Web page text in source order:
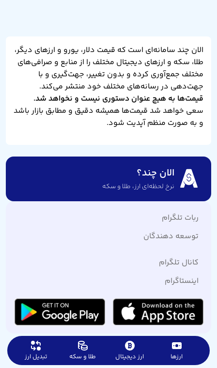
ارزها ارز دیجیتال طلا و سکه تبدیل ارز
الان چند سامانه‌ای است که قیمت دلار، یورو و ارزهای دیگر،
طلا، سکه و ارزهای دیجیتال مختلف را از منابع و صرافی‌های
مختلف جمع‌آوری کرده و بدون تغییر، جهت‌گیری و با
جهت‌دهی در رسانه‌های مختلف خود منتشر می‌کند.
قیمت‌ها به هیچ عنوان دستوری نیست و نخواهد شد.
سعی خواهد شد قیمت‌ها همیشه دقیق و مطابق بازار باشد
و به صورت منظم آپدیت شود.
الان چند؟
نرخ لحظه‌ای ارز،‌ طلا و سکه
ربات تلگرام
توسعه دهندگان
کانال تلگرام
اینستاگرام